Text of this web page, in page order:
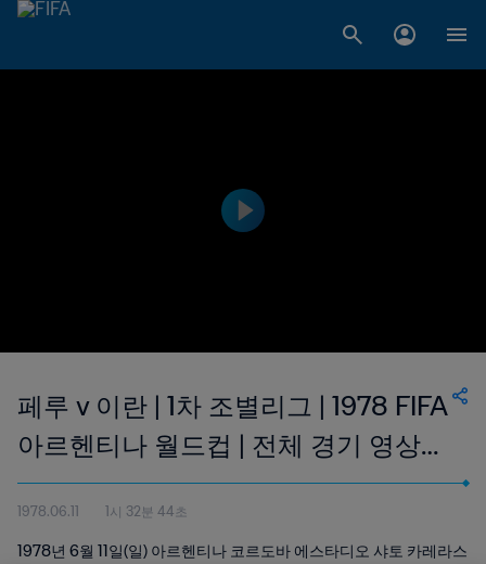
페루 v 이란 | 1차 조별리그 | 1978 FIFA
아르헨티나 월드컵 | 전체 경기 영상
다시 보기
1978.06.11 1시 32분 44초
1978년 6월 11일(일) 아르헨티나 코르도바 에스타디오 샤토 카레라스